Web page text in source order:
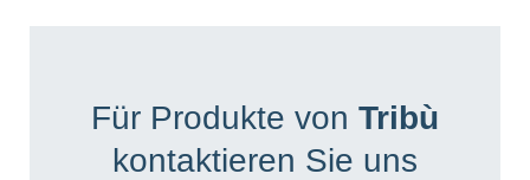
Für Produkte von Tribù
kontaktieren Sie uns